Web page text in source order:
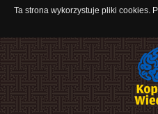
Ta strona wykorzystuje pliki cookies.